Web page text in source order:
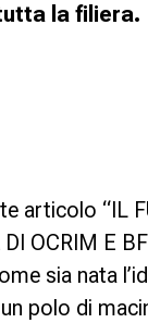
la filiera.
articolo “ IL
OCRIM E BF
sia nata
polo di